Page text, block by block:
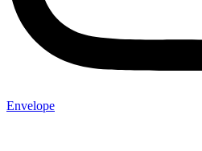
Envelope